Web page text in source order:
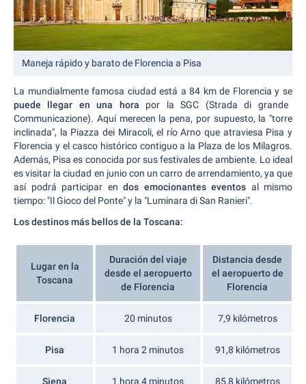
Maneja rápido y barato de Florencia a Pisa
La mundialmente famosa ciudad está a 84 km de Florencia y se
puede llegar en una hora por la SGC (Strada di grande
Communicazione). Aquí merecen la pena, por supuesto, la "torre
inclinada", la Piazza dei Miracoli, el río Arno que atraviesa Pisa y
Florencia y el casco histórico contiguo a la Plaza de los Milagros.
Además, Pisa es conocida por sus festivales de ambiente. Lo ideal
es visitar la ciudad en junio con un carro de arrendamiento, ya que
así podrá participar en dos emocionantes eventos al mismo
tiempo: "Il Gioco del Ponte" y la "Luminara di San Ranieri".
Los destinos más bellos de la Toscana:
Lugar en la
Toscana
Duración del viaje
desde el aeropuerto
de Florencia
Distancia desde
el aeropuerto de
Florencia
Florencia 20 minutos 7,9 kilómetros
Pisa 1 hora 2 minutos 91,8 kilómetros
Siena 1 hora 4 minutos 85,8 kilómetros